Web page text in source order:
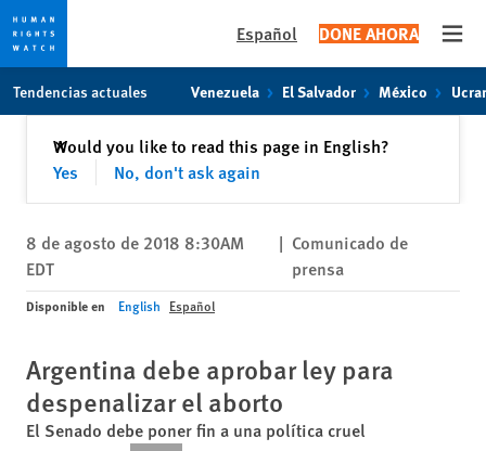
content
Español DONE AHORA
Tendencias actuales Venezuela El Salvador México
Would you like to read this page in English?
Yes
No, don't ask again
✕Cerrar
8 de agosto de 2018 8:30AM
EDT
| Comunicado de
prensa
Disponible en English Español
Argentina debe aprobar ley para
despenalizar el aborto
El Senado debe poner fin a una política cruel